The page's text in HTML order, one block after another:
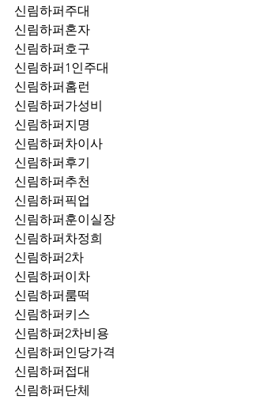
신림하퍼주대
신림하퍼혼자
신림하퍼호구
신림하퍼1인주대
신림하퍼홈런
신림하퍼가성비
신림하퍼지명
신림하퍼차이사
신림하퍼후기
신림하퍼추천
신림하퍼훈이실장
신림하퍼차정희
신림하퍼2차
신림하퍼이차
신림하퍼룸떡
신림하퍼키스
신림하퍼2차비용
신림하퍼인당가격
신림하퍼접대
신림하퍼단체